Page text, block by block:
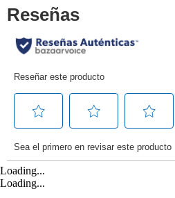
Loading...
Loading...